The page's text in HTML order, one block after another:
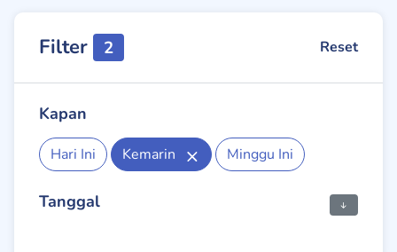
Filter 2 Reset
Kapan
Hari Ini Kemarin Minggu Ini
Tanggal